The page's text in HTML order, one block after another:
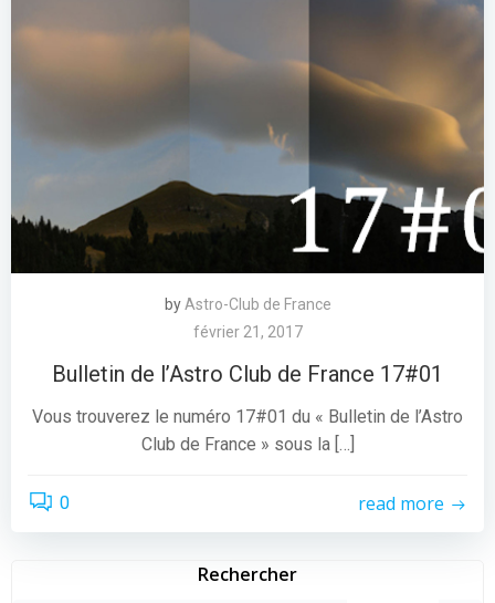
by Astro-Club de France
février 21, 2017
Bulletin de l’Astro Club de France 17#01
Vous trouverez le numéro 17#01 du « Bulletin de l’Astro
Club de France » sous la […]
0 read more
Rechercher